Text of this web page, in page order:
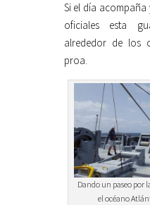
Si el día
oficiales esta
alrededor de los
proa.
Dando un paseo por
el océano